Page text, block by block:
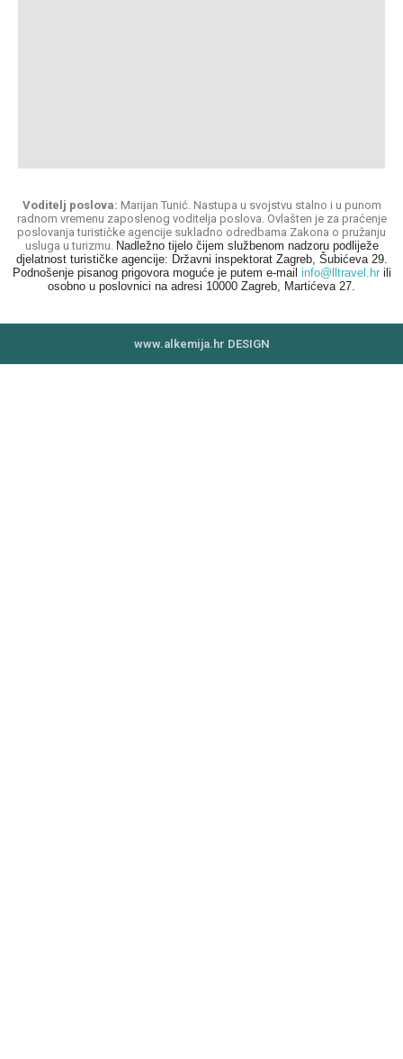
Voditelj poslova: Marijan Tunić. Nastupa u svojstvu stalno i u punom
radnom vremenu zaposlenog voditelja poslova. Ovlašten je za praćenje
poslovanja turističke agencije sukladno odredbama Zakona o pružanju
usluga u turizmu. Nadležno tijelo čijem službenom nadzoru podliježe
djelatnost turističke agencije: Državni inspektorat Zagreb, Šubićeva 29.
Podnošenje pisanog prigovora moguće je putem e-mail info@lltravel.hrili
osobno u poslovnici na adresi 10000 Zagreb, Martićeva 27.
www.alkemija.hr DESIGN